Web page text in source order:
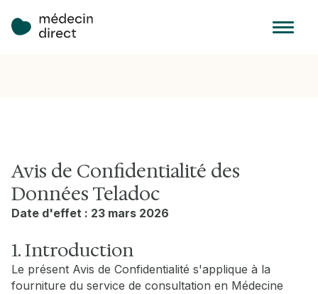
Avis de Confidentialité des
Données Teladoc
Date d'effet : 23 mars 2026
1. Introduction
Le présent Avis de Confidentialité s'applique à la
fourniture du service de consultation en Médecine